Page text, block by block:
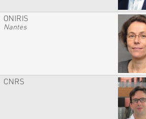
ONIRIS
Nantes
CNRS